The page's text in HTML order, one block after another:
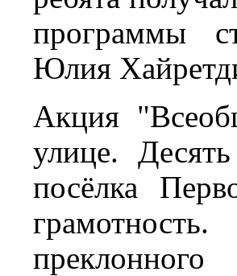
программы
Юлия
Акция
улице.
посёлка